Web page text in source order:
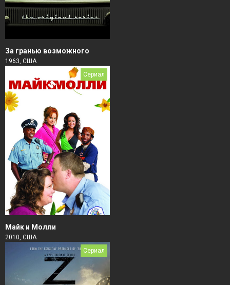
За гранью возможного
1963, США
Сериал
Майк и Молли
2010, США
Сериал